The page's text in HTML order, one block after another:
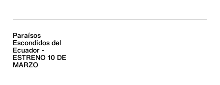
Paraísos
Escondidos del
Ecuador -
ESTRENO 10 DE
MARZO